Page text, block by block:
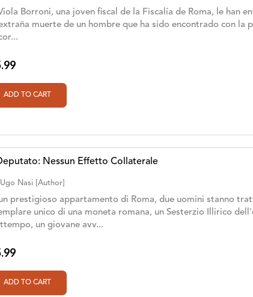
Borroni, una joven fiscal de la Fiscalía de Roma, le han
muerte de un hombre que ha sido encontrado con la
Nessun Effetto Collaterale
Ugo Nasi [Author]
un prestigioso appartamento di Roma, due uomini stanno
unico di una moneta romana, un Sesterzio Illirico
un giovane avv...